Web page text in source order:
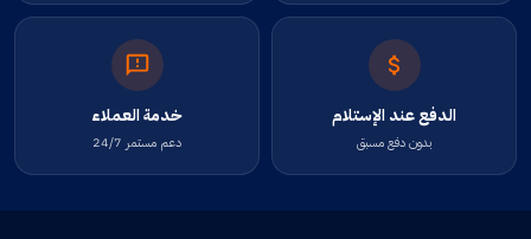
الدفع عند الإستلام
بدون دفع مسبق
خدمة العملاء
دعم مستمر 24/7